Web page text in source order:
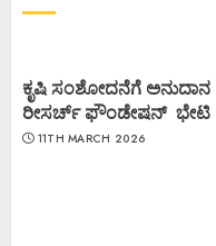
ಕೃಷಿ ಸಂಶೋದನೆಗೆ
ರೀಸರ್ಚ್ ಫೌಂಡೇಷನ್ ಭೇಟಿ
11TH MARCH 2026